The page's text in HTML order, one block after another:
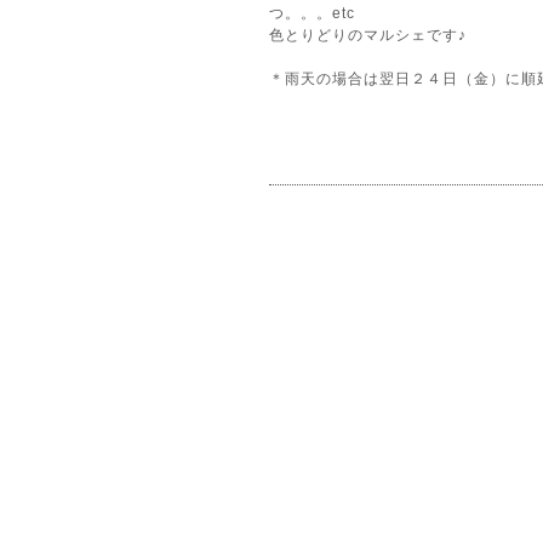
つ。。。etc
色とりどりのマルシェです♪
＊雨天の場合は翌日２４日（金）に順